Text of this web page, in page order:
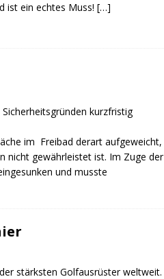
ist ein echtes Muss! […]
kurzfristig
im Freibad derart aufgeweicht,
nicht gewährleistet ist. Im Zuge der
und musste
stärksten Golfausrüster weltweit.